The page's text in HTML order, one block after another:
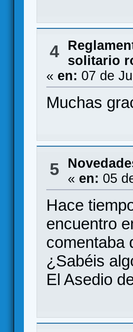
4
solitario
« en: 07 de
Muchas
5
« en: 05
Hace
encuentro
comentaba
¿Sabéis
El Asedio